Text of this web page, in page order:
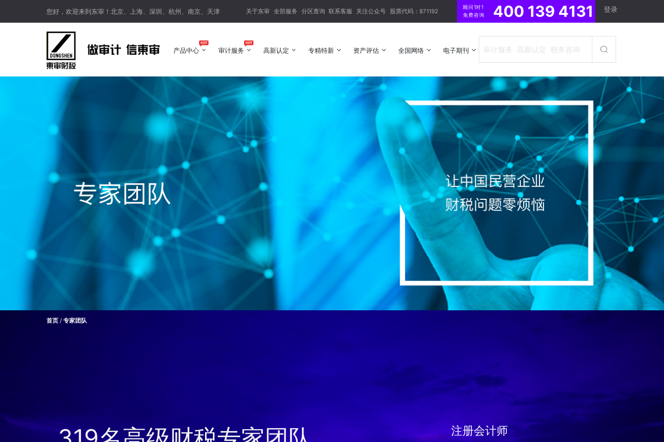
您好，欢迎来到东审！北京、上海、深圳、杭州、南京、天津 关于东审 全部服务 分区查询 联系客服 关注公众号 股票代码：871192
顾问1对1
免费咨询
400 139 4131 登录
产品中心
产品中心
审计服务
审计服务
高新认定
高新认定
专精特新
专精特新
资产评估
资产评估
全国网络
全国网络
电子期刊
电子期刊
首页 /专家团队
注册会计师